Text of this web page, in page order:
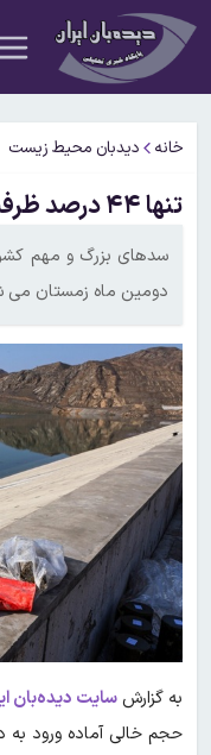
خانه دیدبان محیط زیست
تنها ۴۴ درصد ظرفیت سدهای کشور پر است
دومین ماه زمستان می
به گزارشسایت دیده‌بان
حجم خالی آماده ورود